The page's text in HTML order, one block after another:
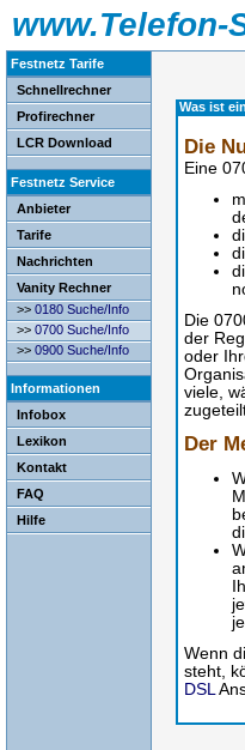
www.Telefon-
Festnetz Tarife
Schnellrechner
Profirechner
LCR Download
Festnetz Service
Anbieter
Tarife
Nachrichten
Vanity Rechner
>> 0180 Suche/Info
>> 0700 Suche/Info
>> 0900 Suche/Info
Informationen
Infobox
Lexikon
Kontakt
FAQ
Hilfe
Was ist
Die
Eine
Die
der
oder
viele,
Der
Wenn
steht,
DSL